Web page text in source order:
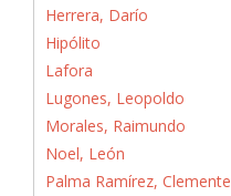
Herrera, Darío
Hipólito
Lafora
Lugones, Leopoldo
Morales, Raimundo
Noel, León
Palma Ramírez, Clemente